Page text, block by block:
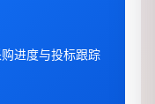
进度与投标跟踪